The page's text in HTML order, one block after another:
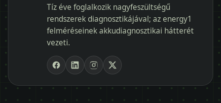
Tíz éve foglalkozik nagyfeszültségű
rendszerek diagnosztikájával; az energy1
felméréseinek akkudiagnosztikai hátterét
vezeti.